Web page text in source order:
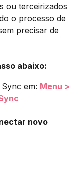
ou terceirizados
o processo de
precisar de
abaixo:
em: Menu >
novo